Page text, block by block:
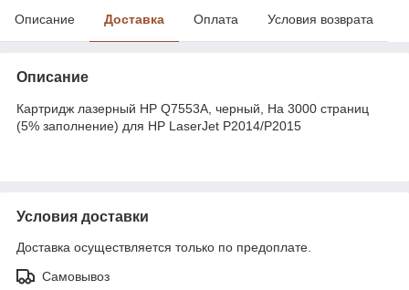
Описание Доставка Оплата Условия возврата
Описание
Картридж лазерный HP Q7553A, черный, На 3000 страниц
(5% заполнение) для HP LaserJet P2014/P2015
Условия доставки
Доставка осуществляется только по предоплате.
Самовывоз